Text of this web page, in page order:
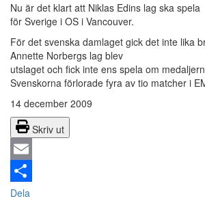
Nu är det klart att Niklas Edins lag ska spela
för Sverige i OS i Vancouver.
För det svenska damlaget gick det inte lika
Annette Norbergs lag blev
utslaget och fick inte ens spela om
Svenskorna förlorade fyra av tio matcher i
14 december 2009
Skriv ut
Email
Dela